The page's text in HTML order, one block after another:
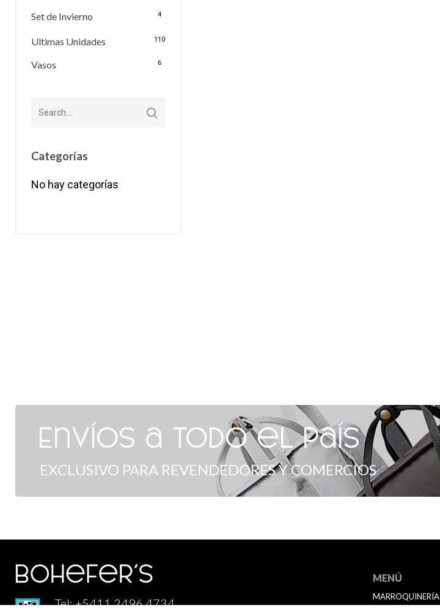
Set de Invierno 4
Ultimas Unidades 110
Vasos 6
Categorías
No hay categorías
Envíos a todo el país
EXCLUSIVO PARA REVENDEDORES Y COMERCIOS
Tel: +5411 2496 4734
MENÚ
MARROQUINERÍA